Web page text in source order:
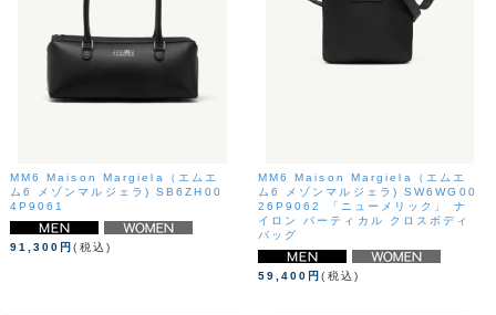
MM6 Maison Margiela（エムエ
ム6 メゾンマルジェラ) SB6ZH00
4P9061
91,300円(税込)
MM6 Maison Margiela（エムエ
ム6 メゾンマルジェラ) SW6WG00
26P9062 「ニューメリック」 ナ
イロン バーティカル クロスボディ
バッグ
59,400円(税込)